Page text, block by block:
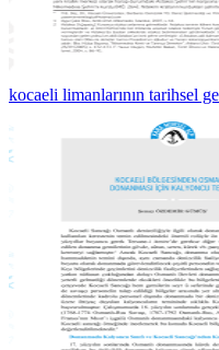
kocaeli limanlarının tarihsel